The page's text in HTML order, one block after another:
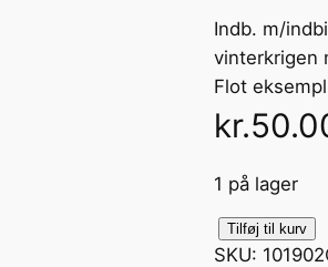
Indb. m/
vinterkrigen
Flot
kr.
1 på lager
r
Tilføj til kurv
SKU: 101902